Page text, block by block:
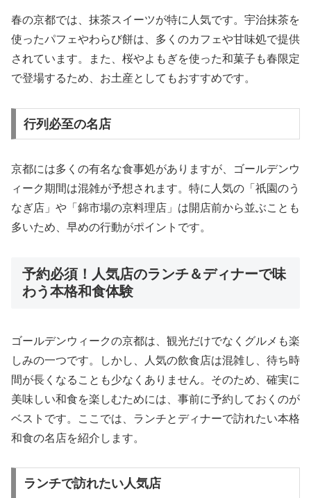
春の京都では、抹茶スイーツが特に人気です。宇治抹茶を
使ったパフェやわらび餅は、多くのカフェや甘味処で提供
されています。また、桜やよもぎを使った和菓子も春限定
で登場するため、お土産としてもおすすめです。
行列必至の名店
京都には多くの有名な食事処がありますが、ゴールデンウ
ィーク期間は混雑が予想されます。特に人気の「祇園のう
なぎ店」や「錦市場の京料理店」は開店前から並ぶことも
多いため、早めの行動がポイントです。
予約必須！人気店のランチ＆ディナーで味
わう本格和食体験
ゴールデンウィークの京都は、観光だけでなくグルメも楽
しみの一つです。しかし、人気の飲食店は混雑し、待ち時
間が長くなることも少なくありません。そのため、確実に
美味しい和食を楽しむためには、事前に予約しておくのが
ベストです。ここでは、ランチとディナーで訪れたい本格
和食の名店を紹介します。
ランチで訪れたい人気店